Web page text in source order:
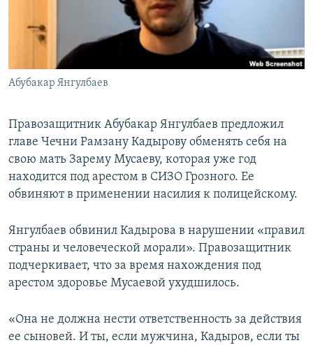
ПОБЕДИТЕЛЕЙ НЕ СУДЯТ?
КРЫМ.НЕПОКОРЕННЫЙ
УКРАИНСКАЯ ПРОБЛЕМА КРЫМА
Абубакар Янгулбаев
Правозащитник Абубакар Янгулбаев предложил
главе Чечни Рамзану Кадырову обменять себя на
свою мать Зарему Мусаеву, которая уже год
находится под арестом в СИЗО Грозного. Ее
обвиняют в применении насилия к полицейскому.
Янгулбаев обвинил Кадырова в нарушении «правил
страны и человеческой морали». Правозащитник
подчеркивает, что за время нахождения под
арестом здоровье Мусаевой ухудшилось.
«Она не должна нести ответственность за действия
ее сыновей. И ты, если мужчина, Кадыров, если ты